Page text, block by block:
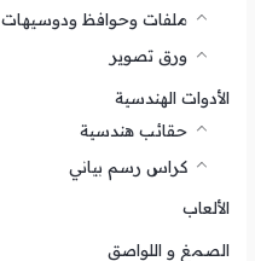
ملفات وحوافظ ودوسيهات
ورق تصوير
الأدوات الهندسية
حقائب هندسية
كراس رسم بياني
الألعاب
الصمغ و اللواصق